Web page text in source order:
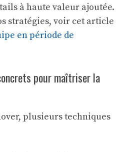
à haute valeur ajoutée.
stratégies, voir cet article
en période de
pour maîtriser la
plusieurs techniques